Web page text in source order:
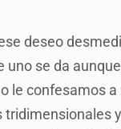
deseo
se da
le confesamos